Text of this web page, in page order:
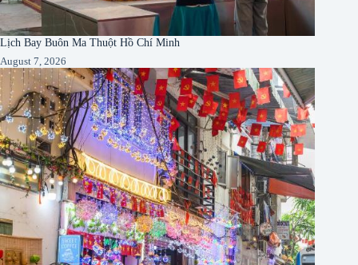
Lịch Bay Buôn Ma Thuột Hồ Chí Minh
August 7, 2026